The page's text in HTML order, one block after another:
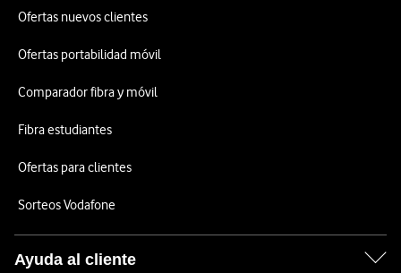
Ofertas nuevos clientes
Ofertas portabilidad móvil
Comparador fibra y móvil
Fibra estudiantes
Ofertas para clientes
Sorteos Vodafone
Ayuda al cliente